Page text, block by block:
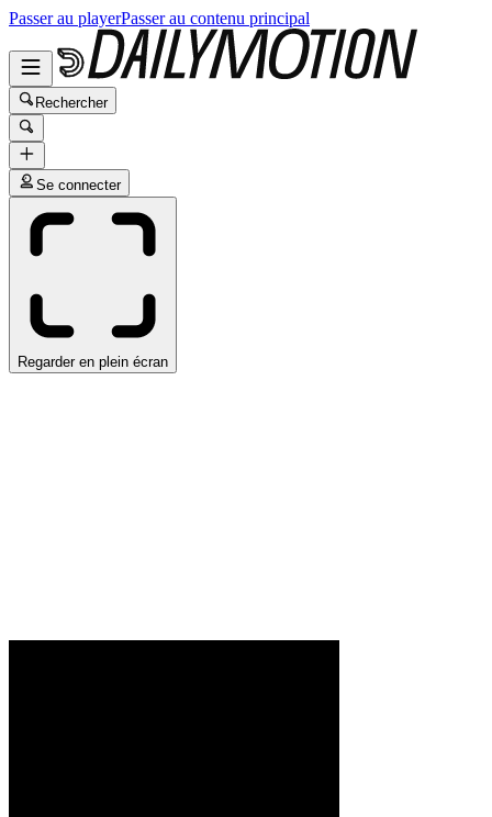
Passer au playerPasser au contenu principal
Rechercher
Se connecter
Regarder en plein écran